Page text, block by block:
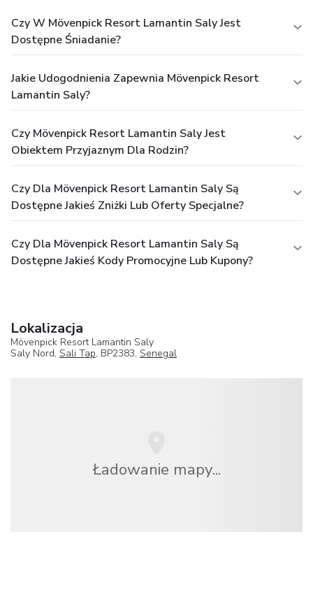
Czy W Mövenpick Resort Lamantin Saly Jest
Dostępne Śniadanie?
Jakie Udogodnienia Zapewnia Mövenpick Resort
Lamantin Saly?
Czy Mövenpick Resort Lamantin Saly Jest
Obiektem Przyjaznym Dla Rodzin?
Czy Dla Mövenpick Resort Lamantin Saly Są
Dostępne Jakieś Zniżki Lub Oferty Specjalne?
Czy Dla Mövenpick Resort Lamantin Saly Są
Dostępne Jakieś Kody Promocyjne Lub Kupony?
Lokalizacja
Mövenpick Resort Lamantin Saly
Saly Nord, Sali Tap, BP2383, Senegal
Ładowanie mapy...